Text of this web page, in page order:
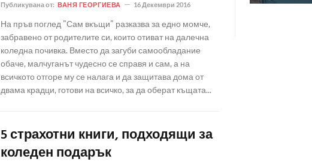
Публикувана от: ВАНЯ ГЕОРГИЕВА 16 Декември 2016
На пръв поглед "Сам вкъщи" разказва за едно момче,
забравено от родителите си, които отиват на далечна
коледна почивка. Вместо да загуби самообладание
обаче, малчуганът чудесно се справя и сам, а на
всичкото отгоре му се налага и да защитава дома от
двама крадци, готови на всичко, за да оберат къщата...
5 страхотни книги, подходящи за
коледен подарък